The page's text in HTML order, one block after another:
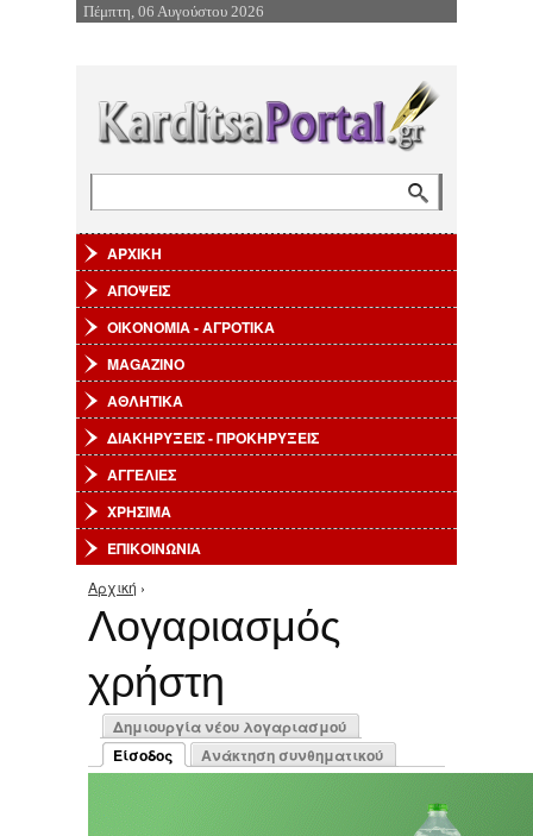
Επιστροφή στην Πλοήγηση
Πέμπτη, 06 Αυγούστου 2026
ΑΡΧΙΚΗ
ΑΠΟΨΕΙΣ
ΟΙΚΟΝΟΜΙΑ - ΑΓΡΟΤΙΚΑ
MAGAZINO
ΑΘΛΗΤΙΚΑ
ΔΙΑΚΗΡΥΞΕΙΣ - ΠΡΟΚΗΡΥΞΕΙΣ
ΑΓΓΕΛΙΕΣ
ΧΡΗΣΙΜΑ
ΕΠΙΚΟΙΝΩΝΙΑ
Είστε εδώ
Αρχική ›
Λογαριασμός
χρήστη
Πρωτεύουσες καρτέλες
Δημιουργία νέου λογαριασμού
Είσοδος
(ενεργή καρτέλα)
Ανάκτηση συνθηματικού